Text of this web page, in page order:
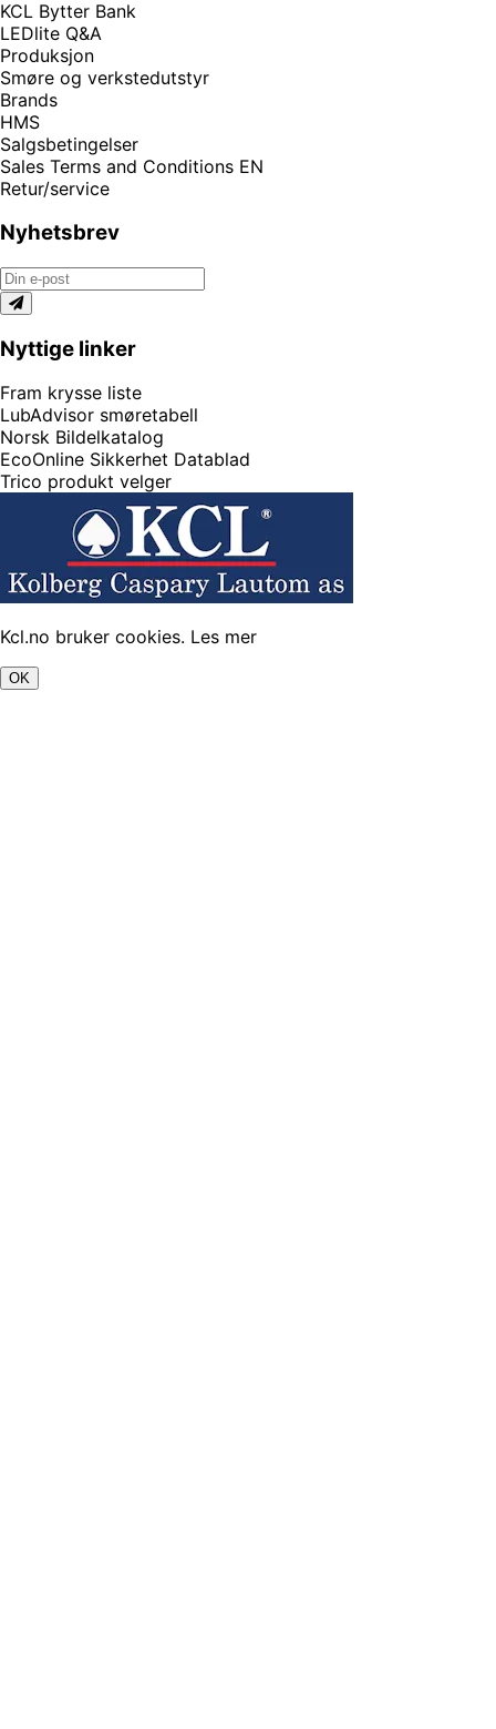
KCL Bytter Bank
LEDlite Q&A
Produksjon
Smøre og verkstedutstyr
Brands
HMS
Salgsbetingelser
Sales Terms and Conditions EN
Retur/service
Nyhetsbrev
Nyttige linker
Fram krysse liste
LubAdvisor smøretabell
Norsk Bildelkatalog
EcoOnline Sikkerhet Datablad
Trico produkt velger
Kcl.no bruker cookies. Les mer
OK